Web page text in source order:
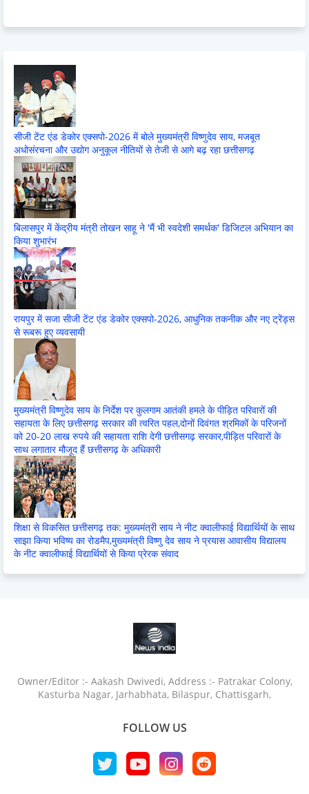
सीजी टेंट एंड डेकोर एक्सपो-2026 में बोले मुख्यमंत्री विष्णुदेव साय, मजबूत
अधोसंरचना और उद्योग अनुकूल नीतियों से तेजी से आगे बढ़ रहा छत्तीसगढ़
बिलासपुर में केंद्रीय मंत्री तोखन साहू ने 'मैं भी स्वदेशी समर्थक' डिजिटल अभियान का
किया शुभारंभ
रायपुर में सजा सीजी टेंट एंड डेकोर एक्सपो-2026, आधुनिक तकनीक और नए ट्रेंड्स
से रूबरू हुए व्यवसायी
मुख्यमंत्री विष्णुदेव साय के निर्देश पर कुलगाम आतंकी हमले के पीड़ित परिवारों की
सहायता के लिए छत्तीसगढ़ सरकार की त्वरित पहल,दोनों दिवंगत श्रमिकों के परिजनों
को 20-20 लाख रुपये की सहायता राशि देगी छत्तीसगढ़ सरकार,पीड़ित परिवारों के
साथ लगातार मौजूद हैं छत्तीसगढ़ के अधिकारी
शिक्षा से विकसित छत्तीसगढ़ तक: मुख्यमंत्री साय ने नीट क्वालीफाई विद्यार्थियों के साथ
साझा किया भविष्य का रोडमैप,मुख्यमंत्री विष्णु देव साय ने प्रयास आवासीय विद्यालय
के नीट क्वालीफाई विद्यार्थियों से किया प्रेरक संवाद
Owner/Editor :- Aakash Dwivedi, Address :- Patrakar Colony,
Kasturba Nagar, Jarhabhata, Bilaspur, Chattisgarh,
FOLLOW US